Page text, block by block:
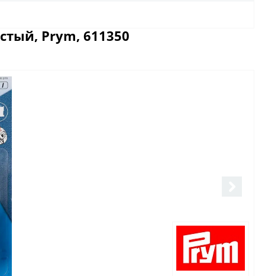
Prym, 611350